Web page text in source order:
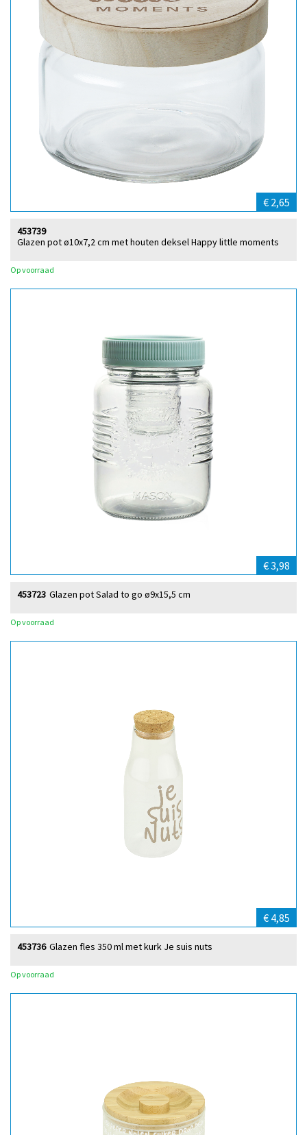
€ 2,65
Glazen pot ø10x7,2 cm met houten deksel Happy little moments
453739
Op voorraad
€ 3,98
Glazen pot Salad to go ø9x15,5 cm
453723
Op voorraad
€ 4,85
Glazen fles 350 ml met kurk Je suis nuts
453736
Op voorraad